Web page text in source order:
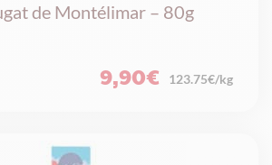
de Montélimar – 80g
9,90€ 123.75€/kg